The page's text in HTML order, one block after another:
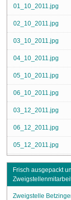
01_10_2011.jpg
02_10_2011.jpg
03_10_2011.jpg
04_10_2011.jpg
05_10_2011.jpg
06_10_2011.jpg
03_12_2011.jpg
06_12_2011.jpg
05_12_2011.jpg
Frisch ausgepackt
Zweigstelle